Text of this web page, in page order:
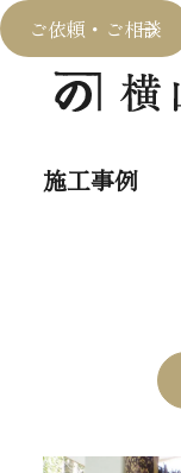
ご依頼・ご相談
施工事例